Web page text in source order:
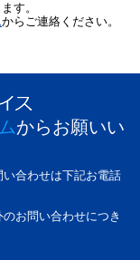
す。
からご連絡ください。
からお願いい
合わせは下記お電話
お問い合わせにつき